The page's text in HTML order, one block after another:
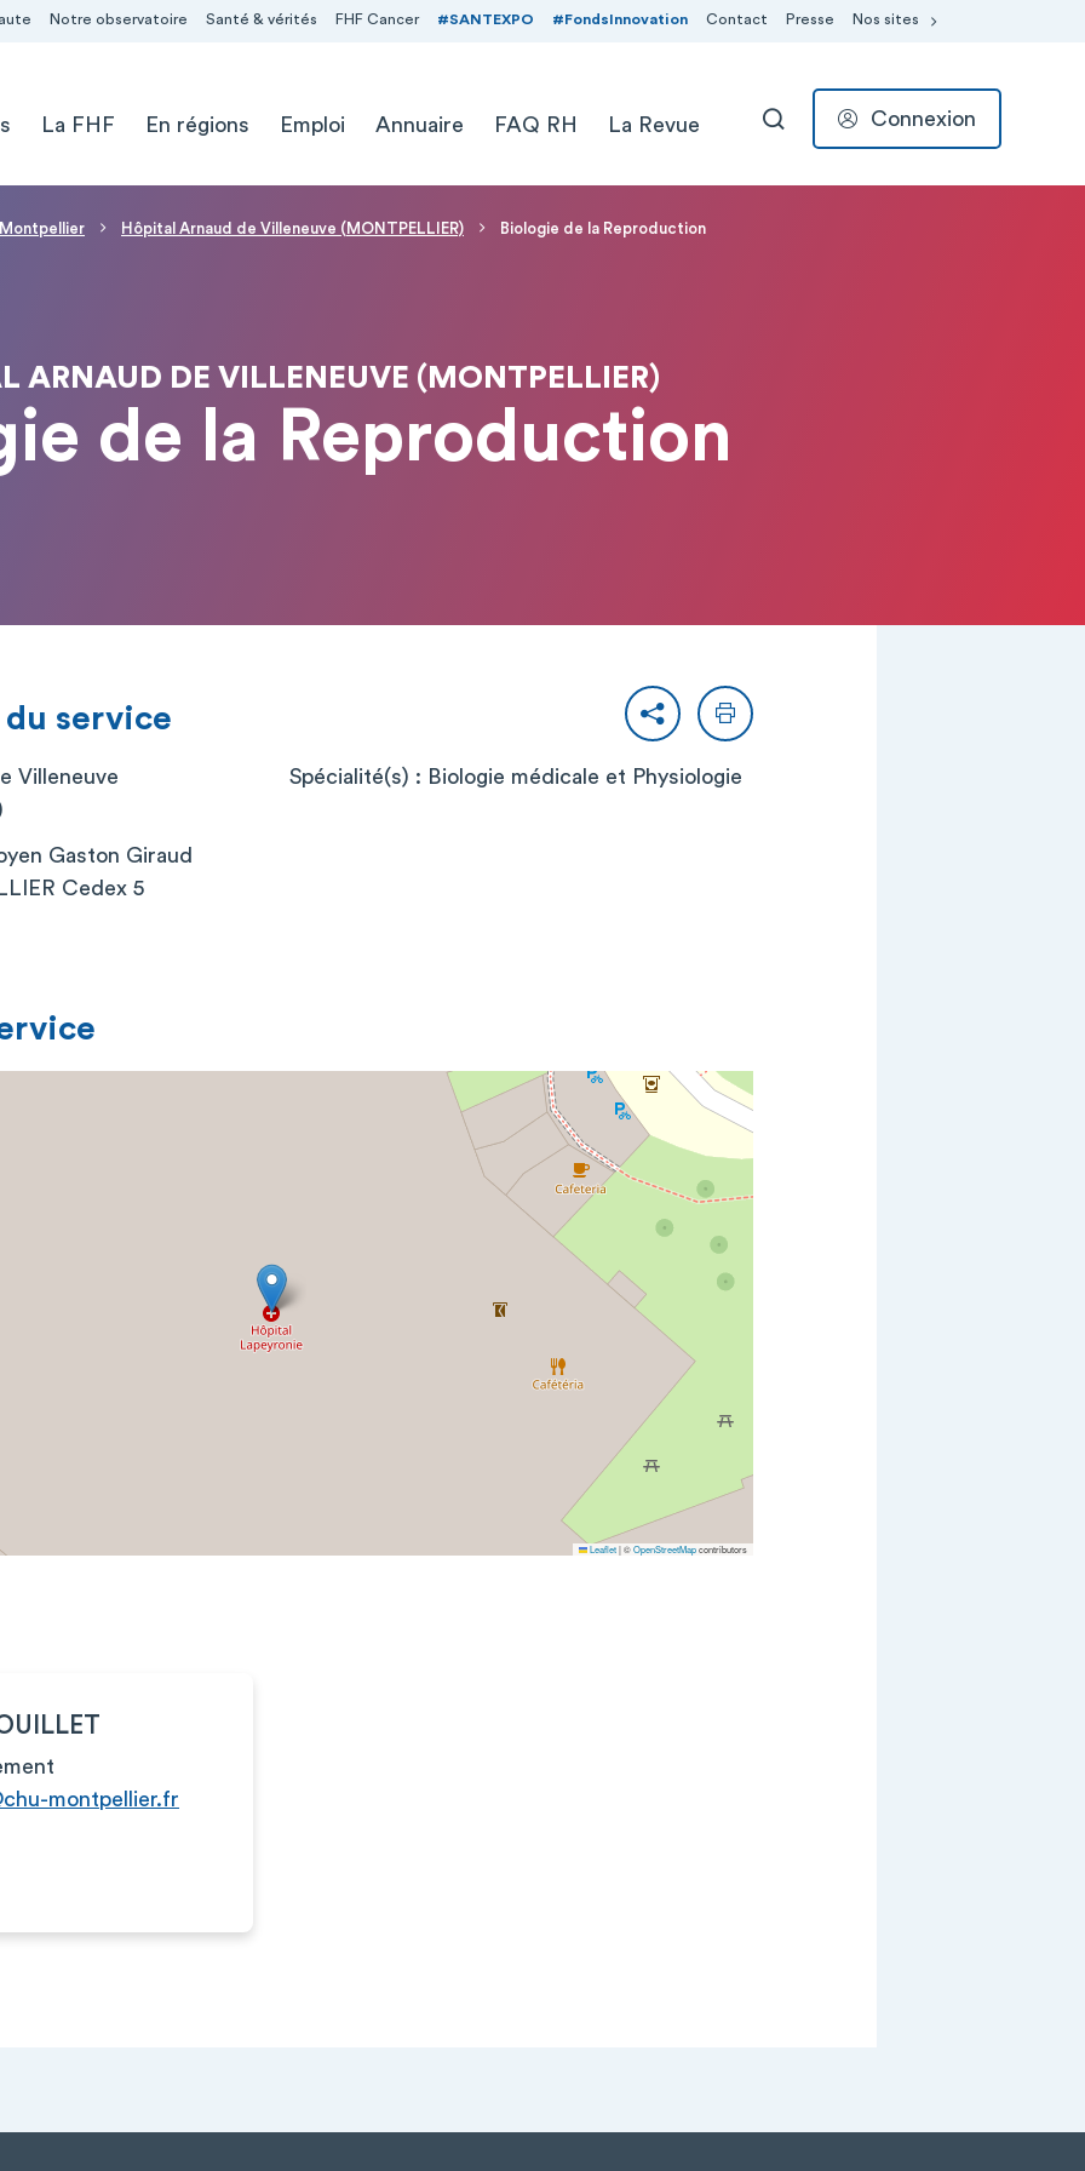
Notre observatoire Santé & vérités FHF Cancer #SANTEXPO #FondsInnovation Contact Presse Nos sites
La FHF En régions Emploi Annuaire FAQ RH La Revue RECHERCHER
Connexion
Hôpital Arnaud de Villeneuve (MONTPELLIER) Biologie de la Reproduction
ARNAUD DE VILLENEUVE (MONTPELLIER)
de la Reproduction
PartagerImprimer
service
Villeneuve
Gaston Giraud
Cedex 5
Spécialité(s) : Biologie médicale et Physiologie
Leaflet|©OpenStreetMapcontributors
montpellier.fr